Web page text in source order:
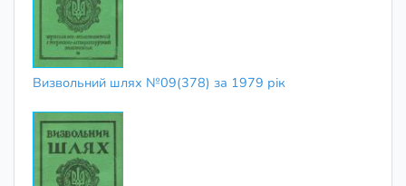
Визвольний шлях №09(378) за 1979 рік